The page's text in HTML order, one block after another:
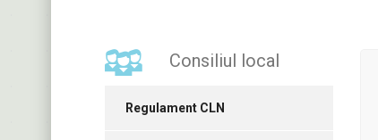
Consiliul local
Regulament CLN